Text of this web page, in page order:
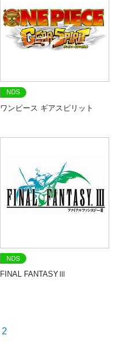
NDS
ワンピース ギアスピリット
NDS
FINAL FANTASYⅢ
2